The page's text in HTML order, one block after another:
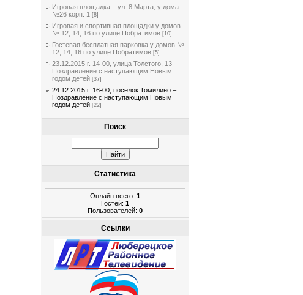
Игровая площадка – ул. 8 Марта, у дома
№26 корп. 1 [8]
Игровая и спортивная площадки у домов
№ 12, 14, 16 по улице Побратимов [10]
Гостевая бесплатная парковка у домов №
12, 14, 16 по улице Побратимов [5]
23.12.2015 г. 14-00, улица Толстого, 13 –
Поздравление с наступающим Новым
годом детей [37]
24.12.2015 г. 16-00, посёлок Томилино –
Поздравление с наступающим Новым
годом детей [22]
Поиск
Статистика
Онлайн всего:1
Гостей:1
Пользователей:0
Ссылки